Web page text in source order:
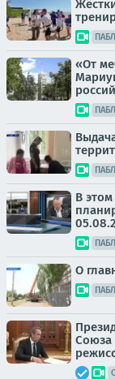
«От
В
О
Союза